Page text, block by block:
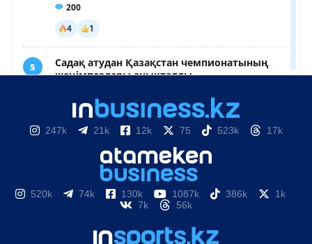
247k 21k 12k 75 523k 17k
520k 74k 130k 1087k 386k
1k
7k
56k